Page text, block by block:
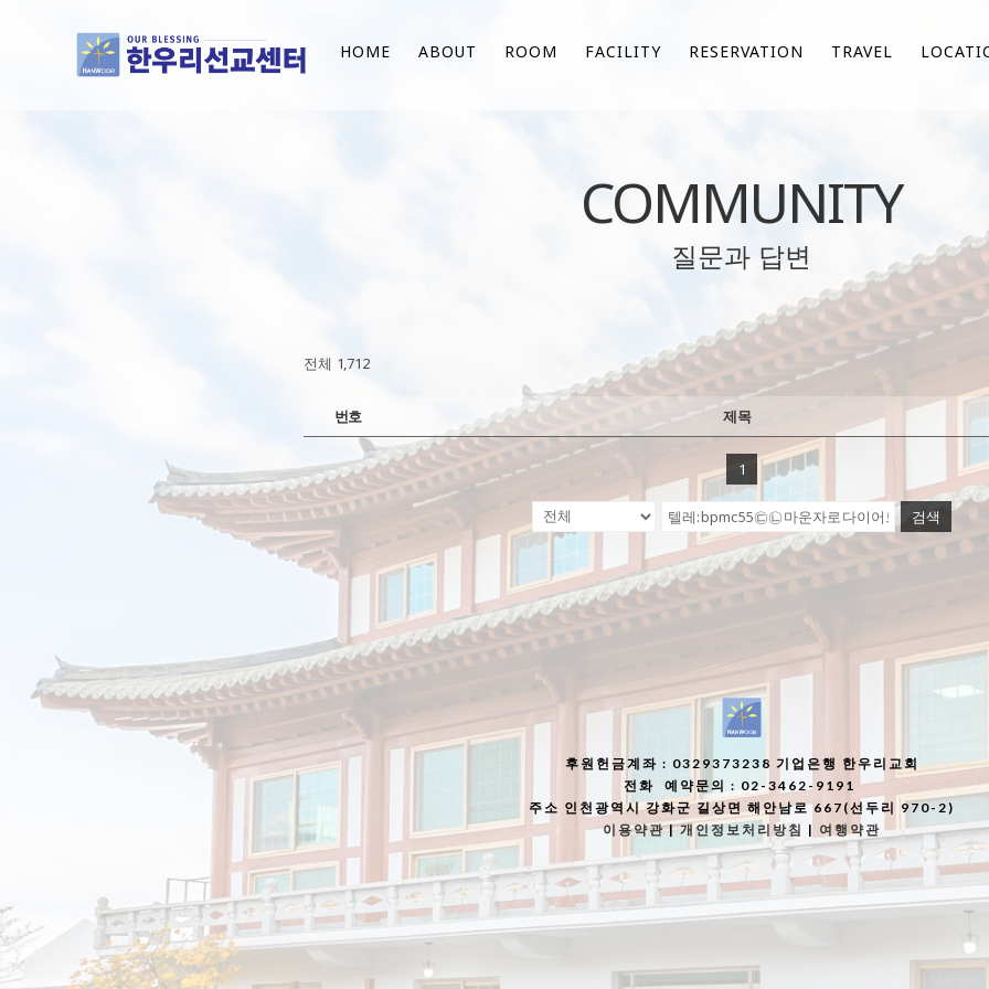
HOME ABOUT ROOM FACILITY RESERVATION TRAVEL
COMMUNITY
질문과 답변
전체 1,712
번호 제목
1
검색
후원헌금계좌 : 0329373238 기업은행 한우리교회
전화
예약문의 : 02-3462-9191
주소 인천광역시 강화군 길상면 해안남로 667(선두리 970-2)
이용약관|개인정보처리방침 | 여행약관